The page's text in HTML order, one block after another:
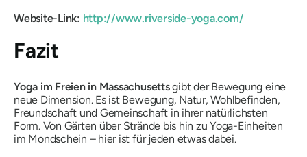
Website-Link: http://www.riverside-yoga.com/
Fazit
Yoga im Freien in Massachusettsgibt der Bewegung eine
neue Dimension. Es ist Bewegung, Natur, Wohlbefinden,
Freundschaft und Gemeinschaft in ihrer natürlichsten
Form. Von Gärten über Strände bis hin zu Yoga-Einheiten
im Mondschein – hier ist für jeden etwas dabei.